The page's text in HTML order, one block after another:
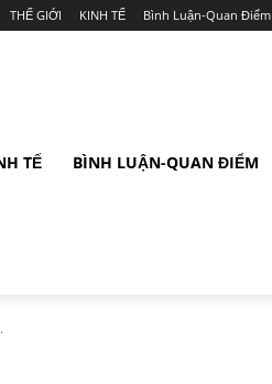
THẾ GIỚI KINH TẾ Bình Luận-Quan Điểm
TẾ BÌNH LUẬN-QUAN ĐIỂM